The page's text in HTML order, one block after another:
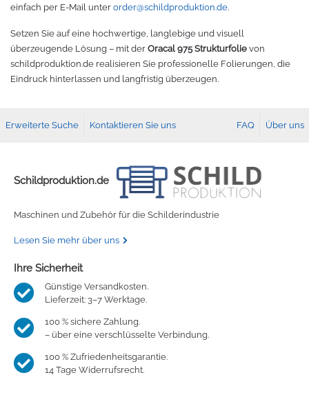
einfach per E-Mail unter order@schildproduktion.de.
Setzen Sie auf eine hochwertige, langlebige und visuell
überzeugende Lösung – mit der Oracal 975 Strukturfolie von
schildproduktion.de realisieren Sie professionelle Folierungen, die
Eindruck hinterlassen und langfristig überzeugen.
Erweiterte Suche Kontaktieren Sie uns FAQ Über uns
Schildproduktion.de
Maschinen und Zubehör für die Schilderindustrie
Lesen Sie mehr über uns
Ihre Sicherheit
Günstige Versandkosten.
Lieferzeit: 3–7 Werktage.
100 % sichere Zahlung.
– über eine verschlüsselte Verbindung.
100 % Zufriedenheitsgarantie.
14 Tage Widerrufsrecht.